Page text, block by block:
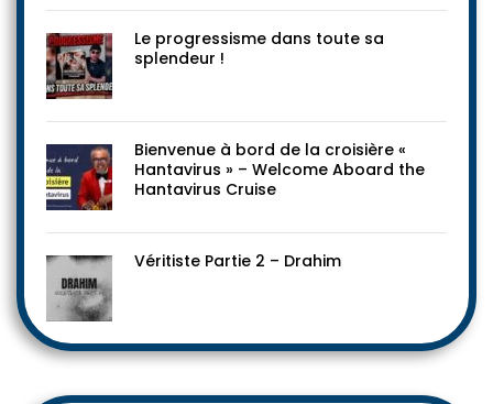
Le progressisme dans toute sa
splendeur !
Bienvenue à bord de la croisière «
Hantavirus » – Welcome Aboard the
Hantavirus Cruise
Véritiste Partie 2 – Drahim